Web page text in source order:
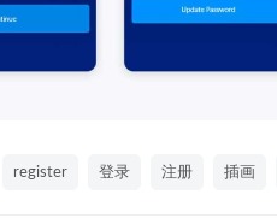
register 登录 注册 插画